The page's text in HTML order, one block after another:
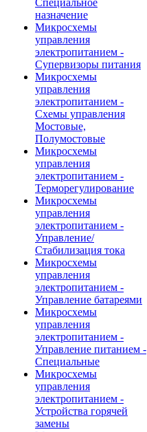
Специальное
назначение
Микросхемы
управления
электропитанием -
Супервизоры питания
Микросхемы
управления
электропитанием -
Схемы управления
Мостовые,
Полумостовые
Микросхемы
управления
электропитанием -
Терморегулирование
Микросхемы
управления
электропитанием -
Управление/
Стабилизация тока
Микросхемы
управления
электропитанием -
Управление батареями
Микросхемы
управления
электропитанием -
Управление питанием -
Специальные
Микросхемы
управления
электропитанием -
Устройства горячей
замены